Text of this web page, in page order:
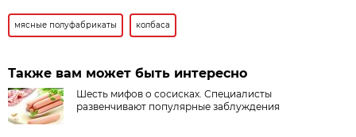
мясные полуфабрикаты колбаса
Также вам может быть интересно
Шесть мифов о сосисках. Специалисты
развенчивают популярные заблуждения